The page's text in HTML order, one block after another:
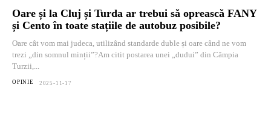
Oare și la Cluj și Turda ar trebui să oprească FANY
și Cento în toate stațiile de autobuz posibile?
Oare cât vom mai judeca, utilizând standarde duble și oare când ne vom
trezi „din somnul minții”?Am citit postarea unei „dudui” din Câmpia
Turzii,...
OPINIE 2025-11-17